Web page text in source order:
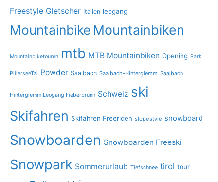
Freestyle Gletscher Italien leogang
Mountainbike Mountainbiken
Mountainbiketouren mtb MTB Mountainbiken Opening Park
PillerseeTal Powder Saalbach Saalbach-Hinterglemm Saalbach
Hinterglemm Leogang Fieberbrunn Schweiz ski
Skifahren Skifahren Freeriden slopestyle snowboard
Snowboarden Snowboarden Freeski
Snowpark Sommerurlaub Tiefschnee tirol tour